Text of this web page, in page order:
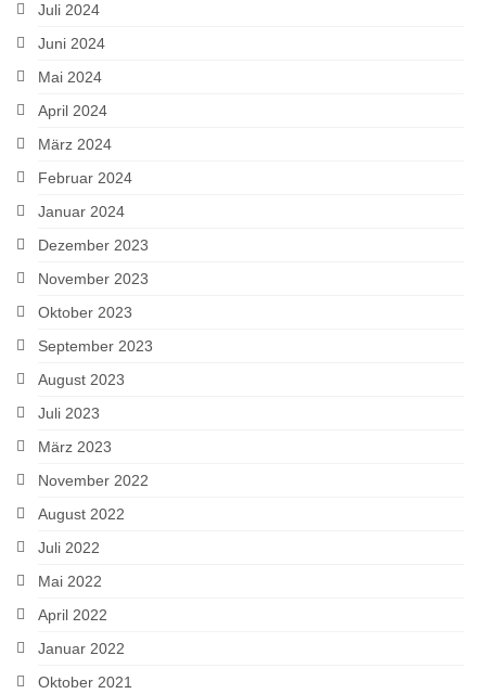
Juli 2024
Juni 2024
Mai 2024
April 2024
März 2024
Februar 2024
Januar 2024
Dezember 2023
November 2023
Oktober 2023
September 2023
August 2023
Juli 2023
März 2023
November 2022
August 2022
Juli 2022
Mai 2022
April 2022
Januar 2022
Oktober 2021